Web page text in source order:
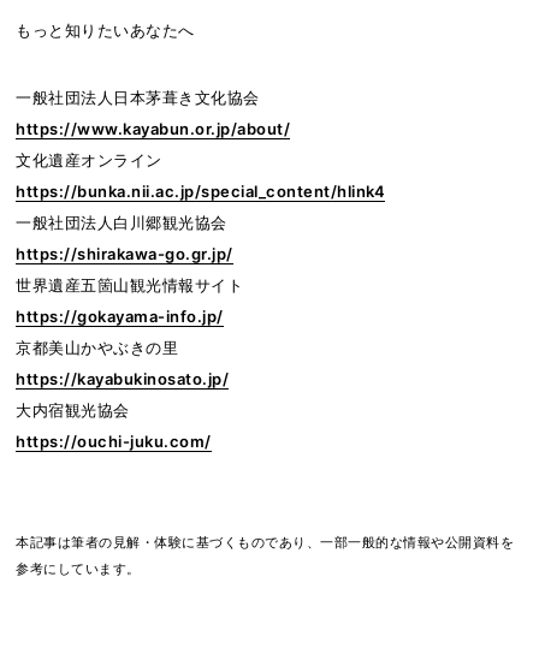
もっと知りたいあなたへ
一般社団法人日本茅葺き文化協会
https://www.kayabun.or.jp/about/
文化遺産オンライン
https://bunka.nii.ac.jp/special_content/hlink4
一般社団法人白川郷観光協会
https://shirakawa-go.gr.jp/
世界遺産五箇山観光情報サイト
https://gokayama-info.jp/
京都美山かやぶきの里
https://kayabukinosato.jp/
大内宿観光協会
https://ouchi-juku.com/
本記事は筆者の見解・体験に基づくものであり、一部一般的な情報や公開資料を
参考にしています。